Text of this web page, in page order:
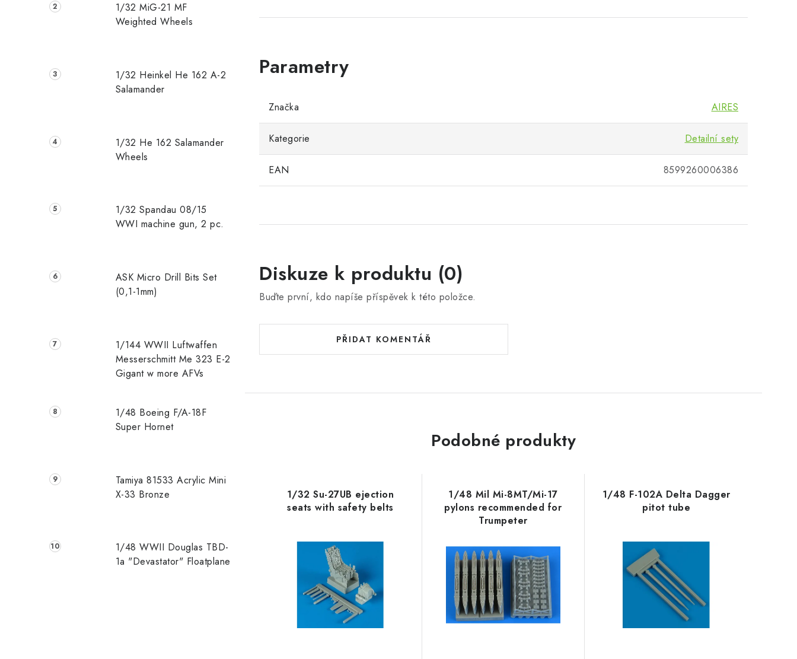
1/32 MiG-21 MF
Weighted Wheels
1/32 Heinkel He 162 A-2
Salamander
1/32 He 162 Salamander
Wheels
1/32 Spandau 08/15
WWI machine gun, 2 pc.
ASK Micro Drill Bits Set
(0,1-1mm)
1/144 WWII Luftwaffen
Messerschmitt Me 323 E-2
Gigant w more AFVs
1/48 Boeing F/A-18F
Super Hornet
Tamiya 81533 Acrylic Mini
X-33 Bronze
1/48 WWII Douglas TBD-
1a "Devastator" Floatplane
Značka AIRES
Kategorie Detailní sety
EAN 8599260006386
Diskuze k produktu (0)
Buďte první, kdo napíše příspěvek k této položce.
PŘIDAT KOMENTÁŘ
Podobné produkty
1/32 Su-27UB ejection
seats with safety belts
1/48 Mil Mi-8MT/Mi-17
pylons recommended for
Trumpeter
1/48 F-102A Delta Dagger
pitot tube